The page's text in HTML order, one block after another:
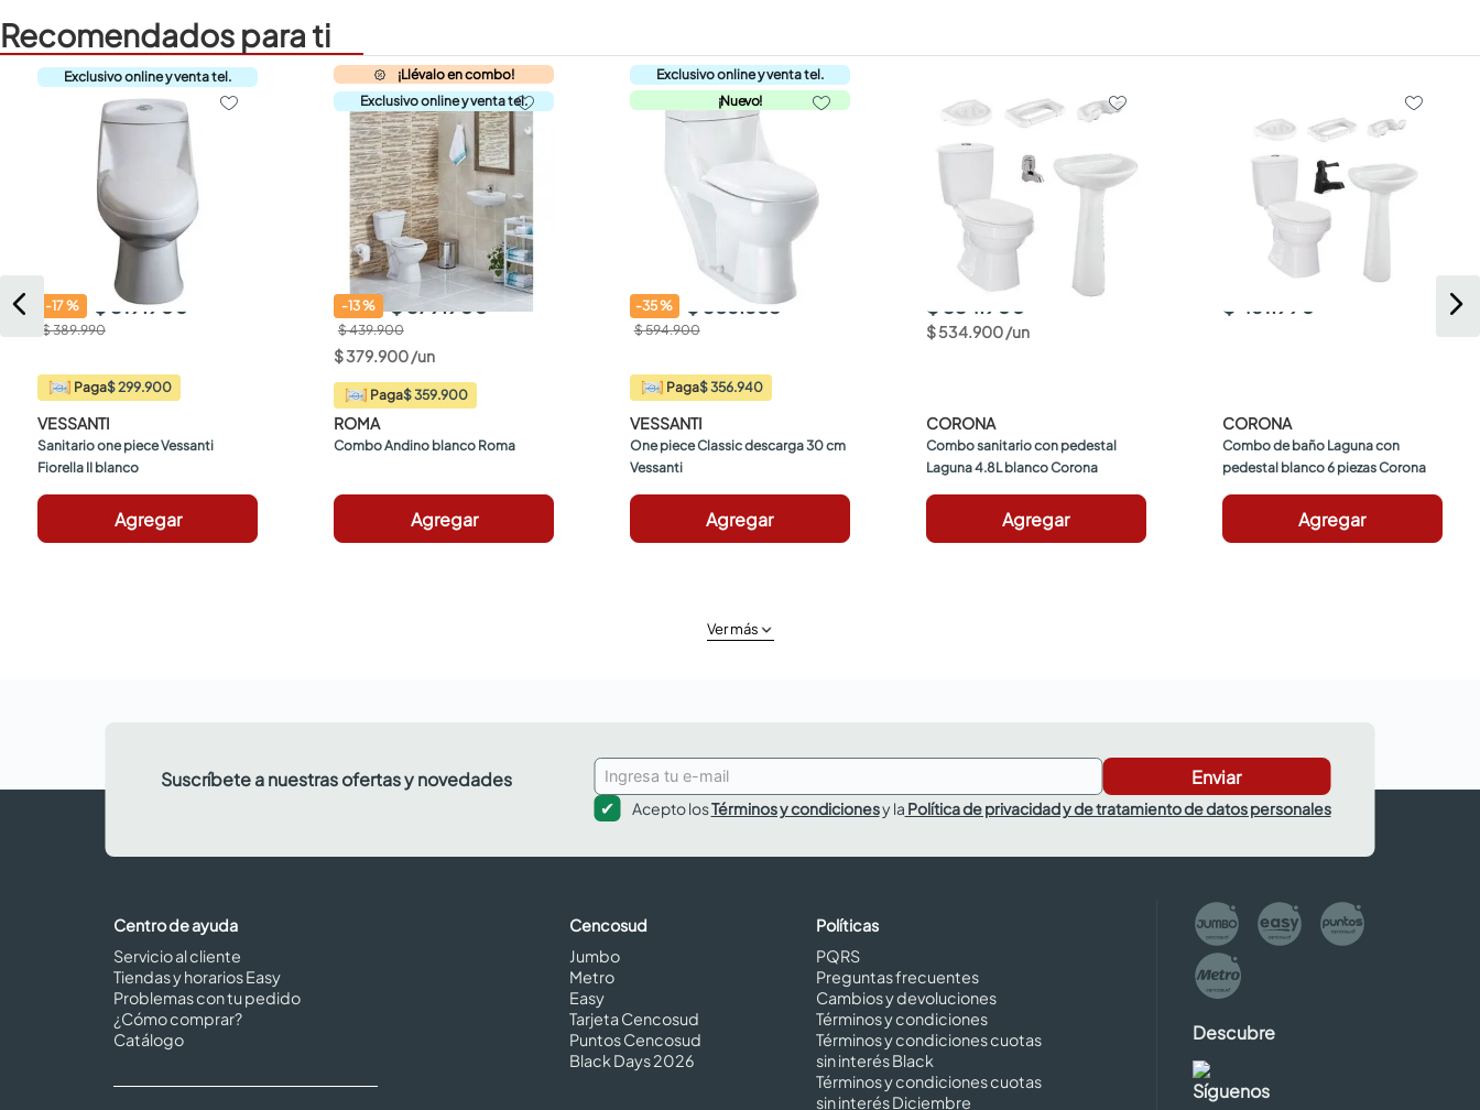
Recomendados para ti
-17% $ 319.900
$ 389.990
Paga$ 299.900
VESSANTI
Sanitario one piece Vessanti
Fiorella II blanco
Agregar
¡Llévalo en combo!
-13% $ 379.900
$ 439.900
$379.900/un
Paga$ 359.900
ROMA
Combo Andino blanco Roma
Agregar
¡Nuevo!
-35% $ 386.685
$ 594.900
Paga$ 356.940
VESSANTI
One piece Classic descarga 30 cm
Vessanti
Agregar
$ 534.900
$534.900/un
CORONA
Combo sanitario con pedestal
Laguna 4.8L blanco Corona
Agregar
$ 461.990
CORONA
Combo de baño Laguna con
pedestal blanco 6 piezas Corona
Agregar
Ver más
Suscríbete a nuestras ofertas y novedades Enviar
Acepto losTérminos y condicionesy la Política de privacidad y de tratamiento de datos personales
Centro de ayuda
Servicio al cliente
Tiendas y horarios Easy
Problemas con tu pedido
¿Cómo comprar?
Catálogo
Cencosud
Jumbo
Metro
Easy
Tarjeta Cencosud
Puntos Cencosud
Black Days 2026
Políticas
PQRS
Preguntas frecuentes
Cambios y devoluciones
Términos y condiciones
Términos y condiciones cuotas
sin interés Black
Términos y condiciones cuotas
sin interés Diciembre
Descubre
Síguenos